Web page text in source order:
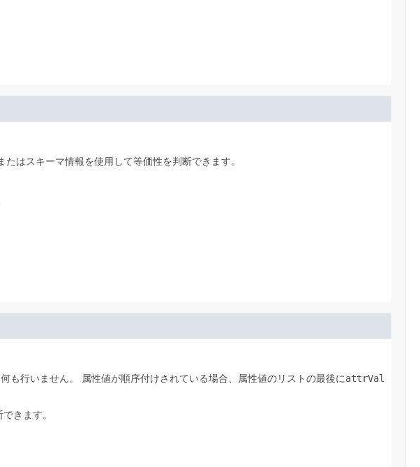
たはスキーマ情報を使用して等価性を判断できます。
も行いません。 属性値が順序付けされている場合、属性値のリストの最後にattrVal
きます。